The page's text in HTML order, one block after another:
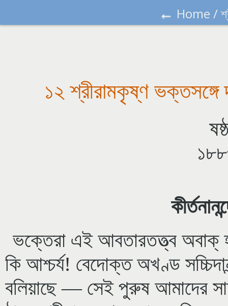
← Home /
১২ শ্রীরামকৃষ্ণ ভক্তসঙ্গে
ভক্তেরা এই আবতারতত্ত্ব অবাক্‌
কি আশ্চর্য! বেদোক্ত অখণ্ড
বলিয়াছে — সেই পুরুষ আমাদের